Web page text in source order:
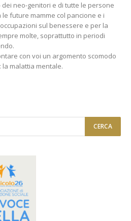
neo-genitori e di tutte le persone
future mamme col pancione e i
sul benessere e per la
molte, soprattutto in periodi
con voi un argomento scomodo
la malattia mentale.